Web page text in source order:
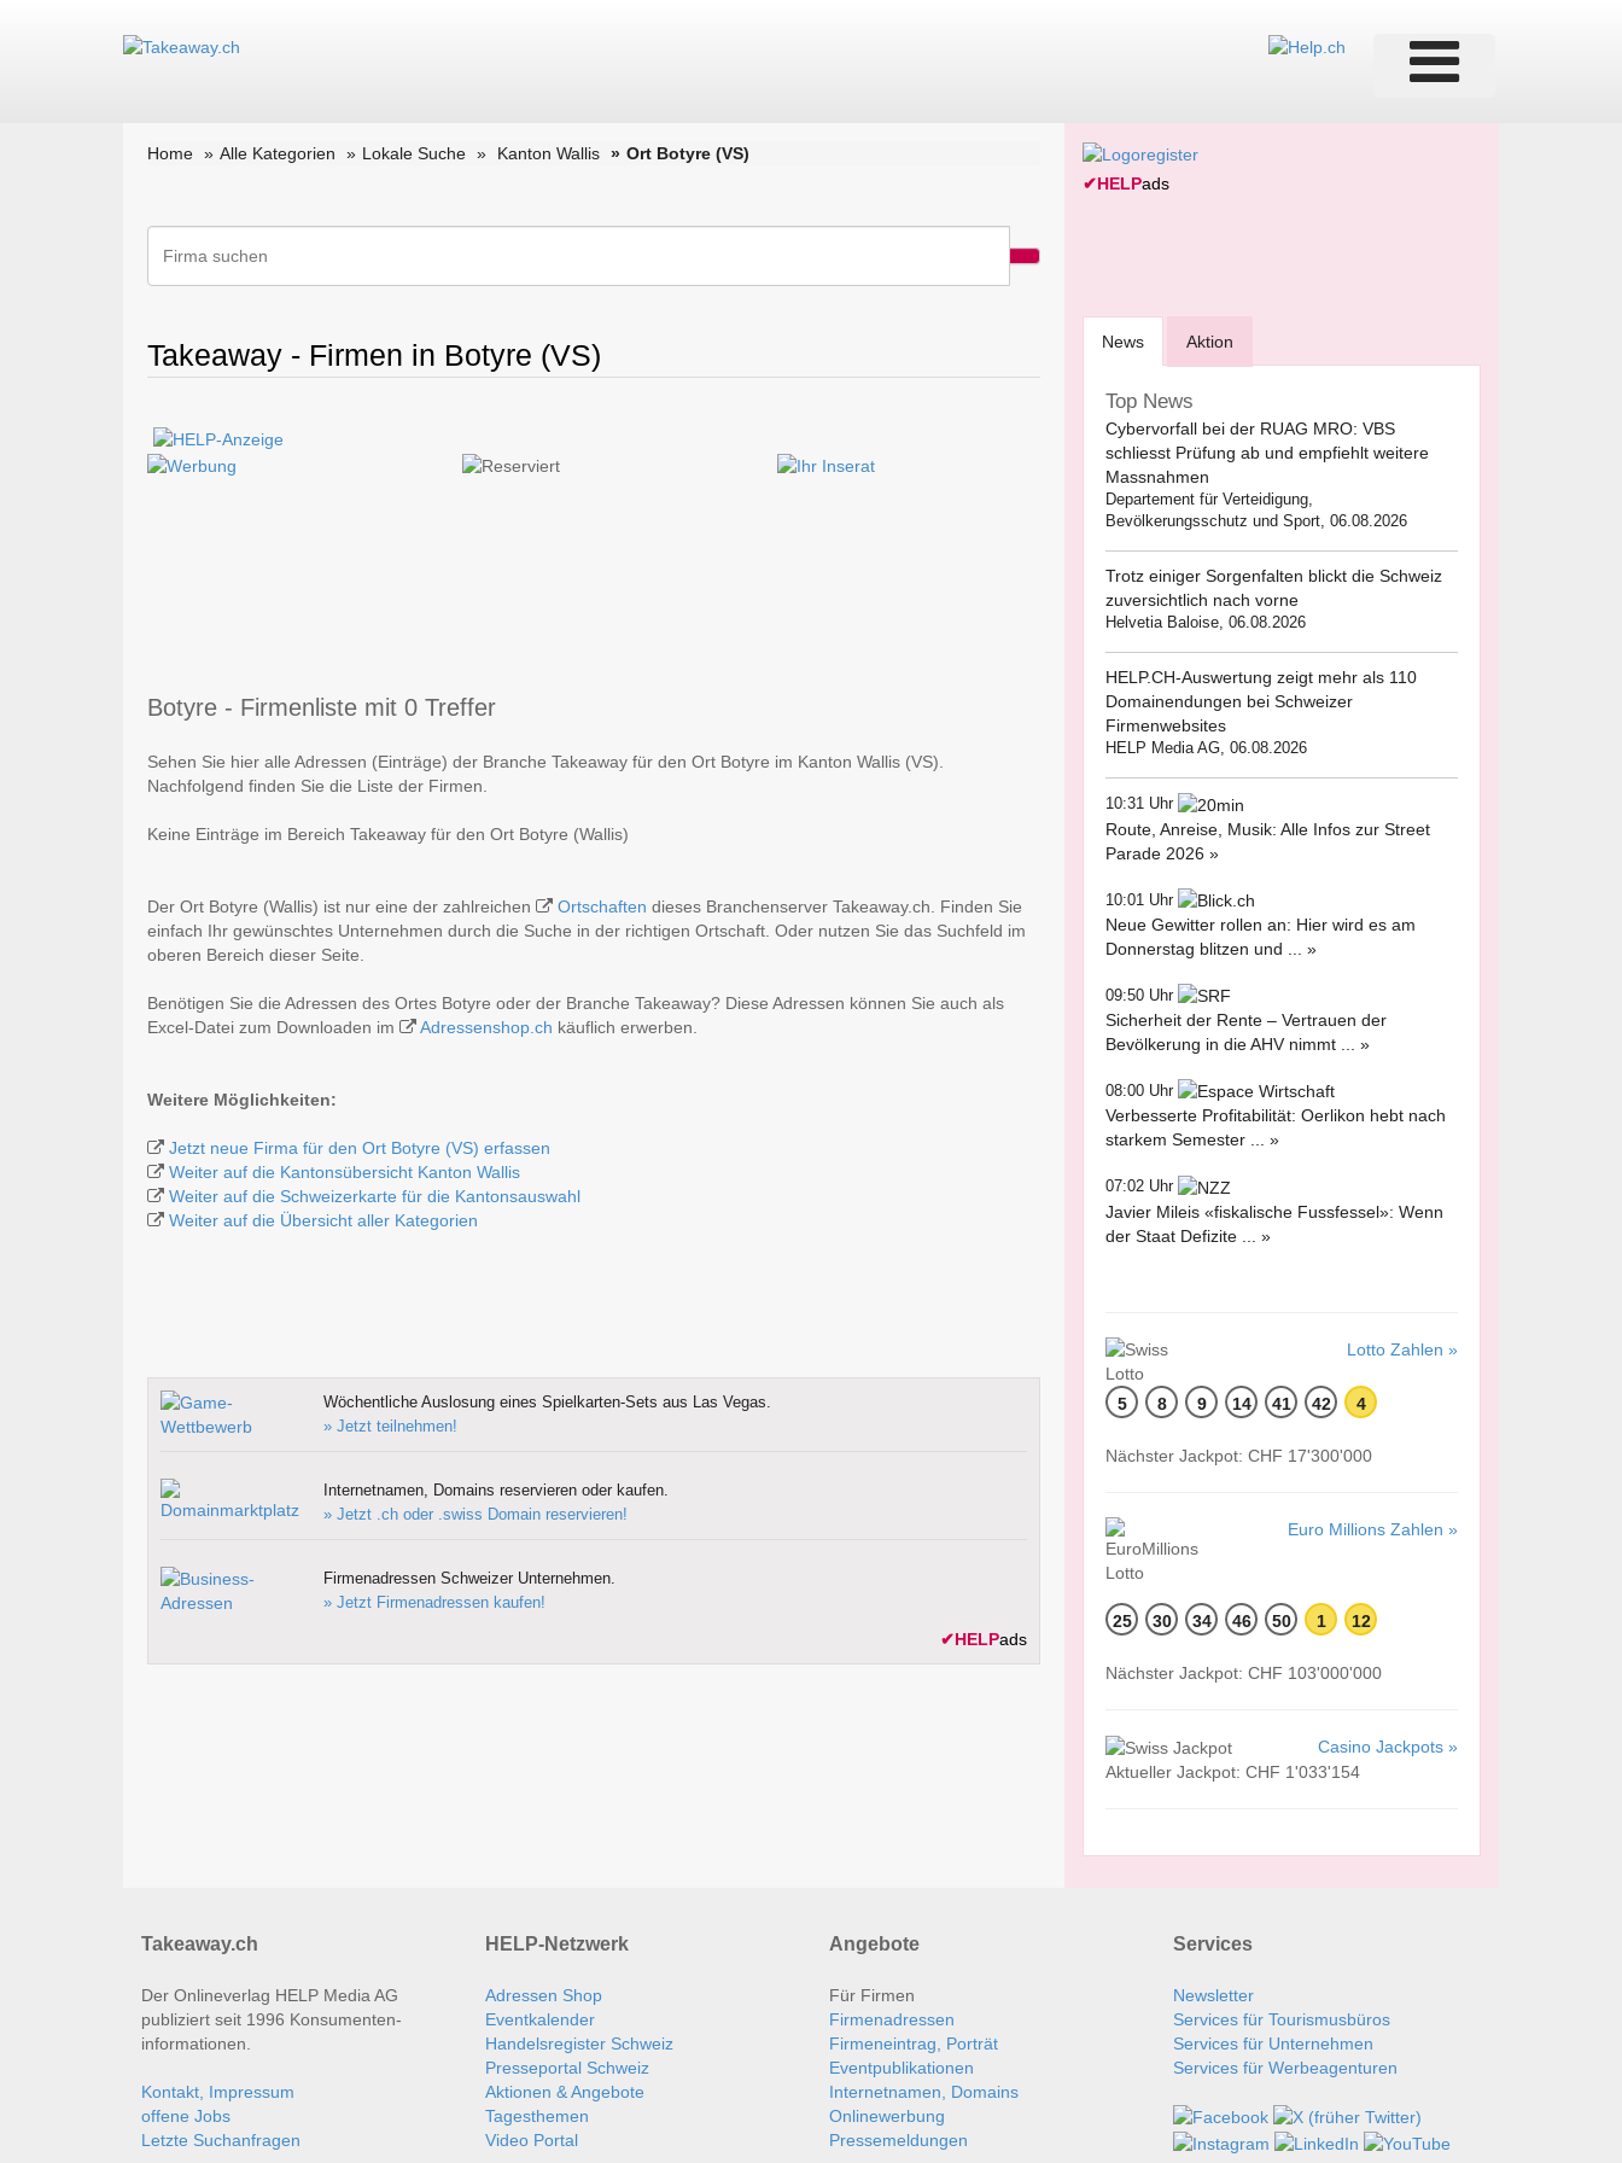
Home Alle Kategorien Lokale Suche Kanton Wallis Ort Botyre (VS)
Takeaway - Firmen in Botyre (VS)
Botyre - Firmenliste mit 0 Treffer
Sehen Sie hier alle Adressen (Einträge) der Branche Takeaway für den Ort Botyre im Kanton Wallis (VS).
Nachfolgend finden Sie die Liste der Firmen.
Keine Einträge im Bereich Takeaway für den Ort Botyre (Wallis)
Der Ort Botyre (Wallis) ist nur eine der zahlreichen Ortschaften dieses Branchenserver Takeaway.ch. Finden Sie
einfach Ihr gewünschtes Unternehmen durch die Suche in der richtigen Ortschaft. Oder nutzen Sie das Suchfeld im
oberen Bereich dieser Seite.
Benötigen Sie die Adressen des Ortes Botyre oder der Branche Takeaway? Diese Adressen können Sie auch als
Excel-Datei zum Downloaden im
Adressenshop.ch käuflich erwerben.
Weitere Möglichkeiten:
Jetzt neue Firma für den Ort Botyre (VS) erfassen
Weiter auf die Kantonsübersicht Kanton Wallis
Weiter auf die Schweizerkarte für die Kantonsauswahl
Weiter auf die Übersicht aller Kategorien
Wöchentliche Auslosung eines Spielkarten-Sets aus Las Vegas.
» Jetzt teilnehmen!
Internetnamen, Domains reservieren oder kaufen.
» Jetzt .ch oder .swiss Domain reservieren!
Firmenadressen Schweizer Unternehmen.
» Jetzt Firmenadressen kaufen!
✔HELPads
✔HELPads
News Aktion
Top News
Cybervorfall bei der RUAG MRO: VBS
schliesst Prüfung ab und empfiehlt weitere
Massnahmen
Departement für Verteidigung,
Bevölkerungsschutz und Sport, 06.08.2026
Trotz einiger Sorgenfalten blickt die Schweiz
zuversichtlich nach vorne
Helvetia Baloise, 06.08.2026
HELP.CH-Auswertung zeigt mehr als 110
Domainendungen bei Schweizer
Firmenwebsites
HELP Media AG, 06.08.2026
10:31 Uhr
Route, Anreise, Musik: Alle Infos zur Street
Parade 2026 »
10:01 Uhr
Neue Gewitter rollen an: Hier wird es am
Donnerstag blitzen und ... »
09:50 Uhr
Sicherheit der Rente – Vertrauen der
Bevölkerung in die AHV nimmt ... »
08:00 Uhr
Verbesserte Profitabilität: Oerlikon hebt nach
starkem Semester ... »
07:02 Uhr
Javier Mileis «fiskalische Fussfessel»: Wenn
der Staat Defizite ... »
Lotto Zahlen »
5 8 9 14 41 42 4
Nächster Jackpot: CHF 17'300'000
Euro Millions Zahlen »
25 30 34 46 50 1 12
Nächster Jackpot: CHF 103'000'000
Casino Jackpots »
Aktueller Jackpot: CHF 1'033'154
Takeaway.ch
Der Onlineverlag HELP Media AG
publiziert seit 1996 Konsumenten­
informationen.
Kontakt, Impressum
offene Jobs
Letzte Suchanfragen
HELP-Netzwerk
Adressen Shop
Eventkalender
Handelsregister Schweiz
Presseportal Schweiz
Aktionen & Angebote
Tagesthemen
Video Portal
Angebote
Für Firmen
Firmenadressen
Firmeneintrag, Porträt
Eventpublikationen
Internetnamen, Domains
Onlinewerbung
Pressemeldungen
Services
Newsletter
Services für Tourismusbüros
Services für Unternehmen
Services für Werbeagenturen